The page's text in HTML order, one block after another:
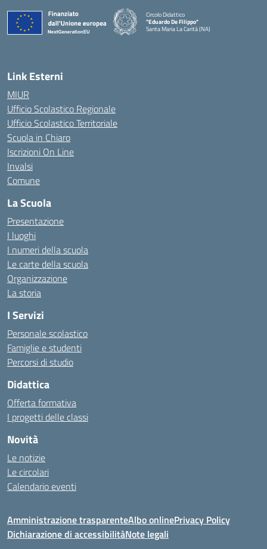
Circolo Didattico
"Eduardo De Filippo"
Santa Maria La Carità (NA)
Link Esterni
MIUR
Ufficio Scolastico Regionale
Ufficio Scolastico Territoriale
Scuola in Chiaro
Iscrizioni On Line
Invalsi
Comune
La Scuola
Presentazione
I luoghi
I numeri della scuola
Le carte della scuola
Organizzazione
La storia
I Servizi
Personale scolastico
Famiglie e studenti
Percorsi di studio
Didattica
Offerta formativa
I progetti delle classi
Novità
Le notizie
Le circolari
Calendario eventi
Amministrazione trasparenteAlbo onlinePrivacy Policy
Dichiarazione di accessibilitàNote legali